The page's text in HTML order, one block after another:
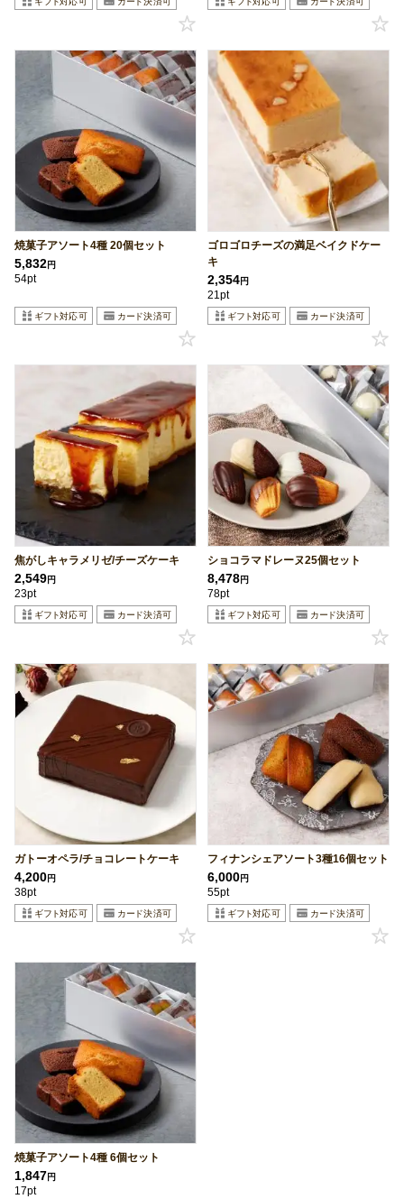
焼菓子アソート4種 20個セット
5,832円
54pt
ゴロゴロチーズの満足ベイクドケー
キ
2,354円
21pt
焦がしキャラメリゼ/チーズケーキ
2,549円
23pt
ショコラマドレーヌ25個セット
8,478円
78pt
ガトーオペラ/チョコレートケーキ
4,200円
38pt
フィナンシェアソート3種16個セット
6,000円
55pt
焼菓子アソート4種 6個セット
1,847円
17pt